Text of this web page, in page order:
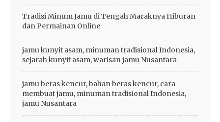
Tradisi Minum Jamu di Tengah Maraknya Hiburan
dan Permainan Online
jamu kunyit asam, minuman tradisional Indonesia,
sejarah kunyit asam, warisan jamu Nusantara
jamu beras kencur, bahan beras kencur, cara
membuat jamu, minuman tradisional Indonesia,
jamu Nusantara